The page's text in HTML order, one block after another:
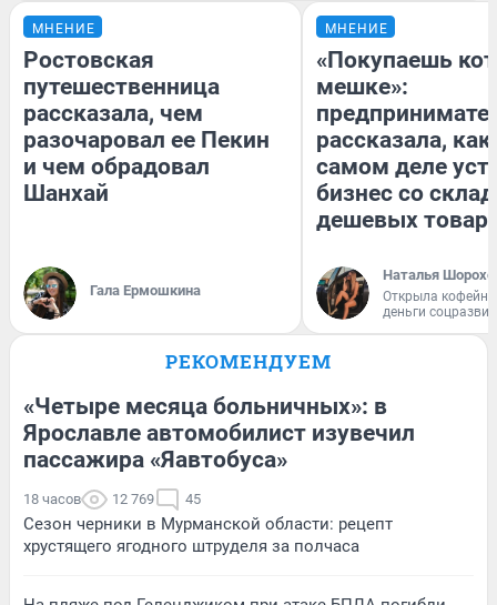
МНЕНИЕ
Ростовская
путешественница
рассказала, чем
разочаровал ее Пекин
и чем обрадовал
Шанхай
Гала Ермошкина
МНЕНИЕ
«Покупаешь
мешке»:
рассказала, как
самом деле
бизнес со
дешевых
Наталья
Открыла
деньги
РЕКОМЕНДУЕМ
«Четыре месяца больничных»: в
Ярославле автомобилист изувечил
пассажира «Яавтобуса»
18 часов 12 769 45
Сезон черники в Мурманской области: рецепт
хрустящего ягодного штруделя за полчаса